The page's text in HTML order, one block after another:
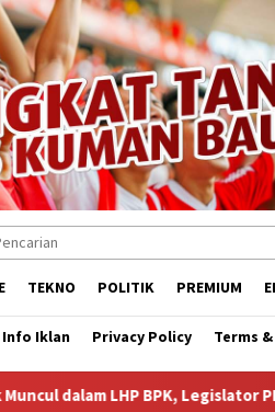
TEKNO POLITIK PREMIUM
Info Iklan Privacy Policy Terms
PDI Perjuangan Desak